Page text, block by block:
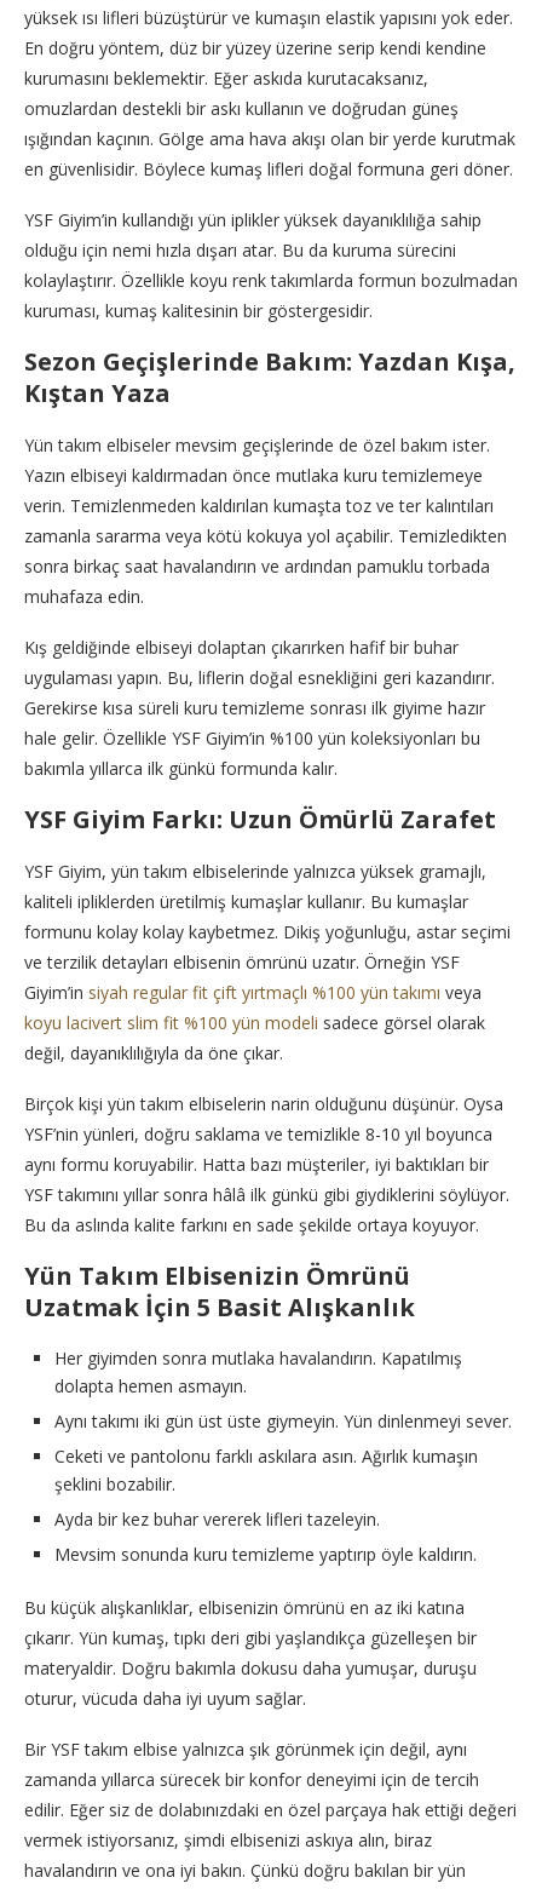
yüksek ısı lifleri büzüştürür ve kumaşın elastik yapısını yok eder.
En doğru yöntem, düz bir yüzey üzerine serip kendi kendine
kurumasını beklemektir. Eğer askıda kurutacaksanız,
omuzlardan destekli bir askı kullanın ve doğrudan güneş
ışığından kaçının. Gölge ama hava akışı olan bir yerde kurutmak
en güvenlisidir. Böylece kumaş lifleri doğal formuna geri döner.
YSF Giyim’in kullandığı yün iplikler yüksek dayanıklılığa sahip
olduğu için nemi hızla dışarı atar. Bu da kuruma sürecini
kolaylaştırır. Özellikle koyu renk takımlarda formun bozulmadan
kuruması, kumaş kalitesinin bir göstergesidir.
Sezon Geçişlerinde Bakım: Yazdan Kışa,
Kıştan Yaza
Yün takım elbiseler mevsim geçişlerinde de özel bakım ister.
Yazın elbiseyi kaldırmadan önce mutlaka kuru temizlemeye
verin. Temizlenmeden kaldırılan kumaşta toz ve ter kalıntıları
zamanla sararma veya kötü kokuya yol açabilir. Temizledikten
sonra birkaç saat havalandırın ve ardından pamuklu torbada
muhafaza edin.
Kış geldiğinde elbiseyi dolaptan çıkarırken hafif bir buhar
uygulaması yapın. Bu, liflerin doğal esnekliğini geri kazandırır.
Gerekirse kısa süreli kuru temizleme sonrası ilk giyime hazır
hale gelir. Özellikle YSF Giyim’in %100 yün koleksiyonları bu
bakımla yıllarca ilk günkü formunda kalır.
YSF Giyim Farkı: Uzun Ömürlü Zarafet
YSF Giyim, yün takım elbiselerinde yalnızca yüksek gramajlı,
kaliteli ipliklerden üretilmiş kumaşlar kullanır. Bu kumaşlar
formunu kolay kolay kaybetmez. Dikiş yoğunluğu, astar seçimi
ve terzilik detayları elbisenin ömrünü uzatır. Örneğin YSF
Giyim’in siyah regular fit çift yırtmaçlı %100 yün takımı veya
koyu lacivert slim fit %100 yün modeli sadece görsel olarak
değil, dayanıklılığıyla da öne çıkar.
Birçok kişi yün takım elbiselerin narin olduğunu düşünür. Oysa
YSF’nin yünleri, doğru saklama ve temizlikle 8-10 yıl boyunca
aynı formu koruyabilir. Hatta bazı müşteriler, iyi baktıkları bir
YSF takımını yıllar sonra hâlâ ilk günkü gibi giydiklerini söylüyor.
Bu da aslında kalite farkını en sade şekilde ortaya koyuyor.
Yün Takım Elbisenizin Ömrünü
Uzatmak İçin 5 Basit Alışkanlık
Her giyimden sonra mutlaka havalandırın. Kapatılmış
dolapta hemen asmayın.
Aynı takımı iki gün üst üste giymeyin. Yün dinlenmeyi sever.
Ceketi ve pantolonu farklı askılara asın. Ağırlık kumaşın
şeklini bozabilir.
Ayda bir kez buhar vererek lifleri tazeleyin.
Mevsim sonunda kuru temizleme yaptırıp öyle kaldırın.
Bu küçük alışkanlıklar, elbisenizin ömrünü en az iki katına
çıkarır. Yün kumaş, tıpkı deri gibi yaşlandıkça güzelleşen bir
materyaldir. Doğru bakımla dokusu daha yumuşar, duruşu
oturur, vücuda daha iyi uyum sağlar.
Bir YSF takım elbise yalnızca şık görünmek için değil, aynı
zamanda yıllarca sürecek bir konfor deneyimi için de tercih
edilir. Eğer siz de dolabınızdaki en özel parçaya hak ettiği değeri
vermek istiyorsanız, şimdi elbisenizi askıya alın, biraz
havalandırın ve ona iyi bakın. Çünkü doğru bakılan bir yün